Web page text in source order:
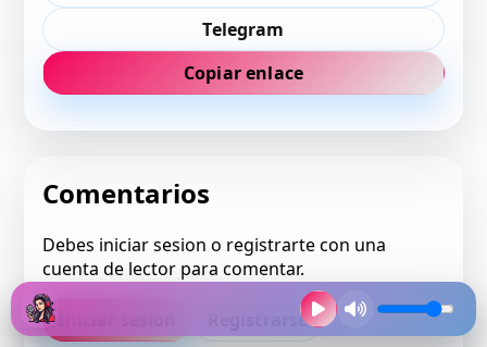
Telegram
Copiar enlace
Comentarios
Debes iniciar sesion o registrarte con una
cuenta de lector para comentar.
Registrarse